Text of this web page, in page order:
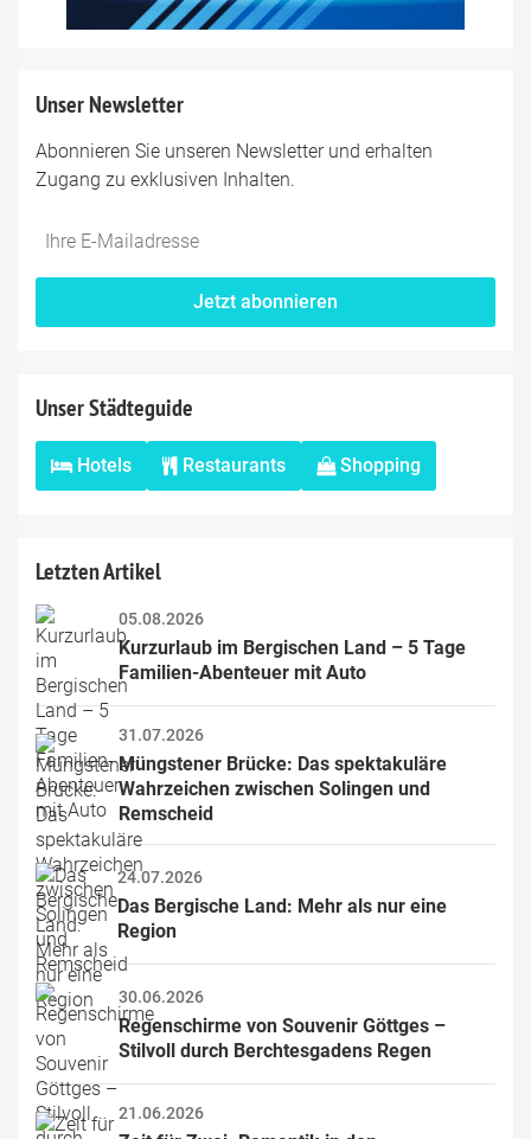
Unser Newsletter
Abonnieren Sie unseren Newsletter und erhalten
Zugang zu exklusiven Inhalten.
Do
fill
*Ihre
Mailadresse:
Jetzt abonnieren
Unser Städteguide
Hotels Restaurants Shopping
Letzten Artikel
05.08.2026
Kurzurlaub im Bergischen Land – 5 Tage
Familien-Abenteuer mit Auto
31.07.2026
Müngstener Brücke: Das spektakuläre
Wahrzeichen zwischen Solingen und
Remscheid
24.07.2026
Das Bergische Land: Mehr als nur eine
Region
30.06.2026
Regenschirme von Souvenir Göttges –
Stilvoll durch Berchtesgadens Regen
21.06.2026